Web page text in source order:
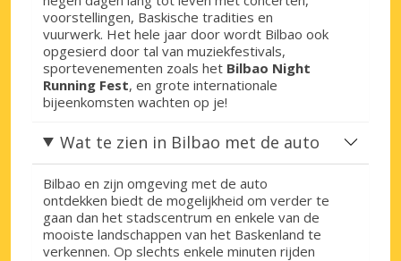
voorstellingen, Baskische tradities en
vuurwerk. Het hele jaar door wordt Bilbao ook
opgesierd door tal van muziekfestivals,
sportevenementen zoals het Bilbao Night
Running Fest, en grote internationale
bijeenkomsten wachten op je!
Wat te zien in Bilbao met de auto
Bilbao en zijn omgeving met de auto
ontdekken biedt de mogelijkheid om verder te
gaan dan het stadscentrum en enkele van de
mooiste landschappen van het Baskenland te
verkennen. Op slechts enkele minuten rijden